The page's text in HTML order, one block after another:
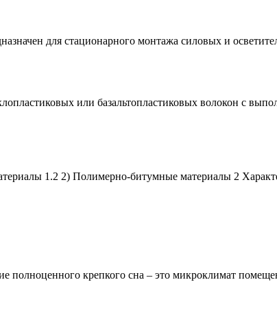
для стационарного монтажа силовых и
или базальтопластиковых волокон с
1.2 2) Полимерно-битумные материалы 2
полноценного крепкого сна – это микроклимат